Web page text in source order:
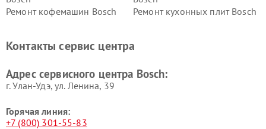
Ремонт кофемашин Bosch
Ремонт кухонных плит Bosch
Ремонт сушильных автоматовРемонт морозильных камер
Контакты сервис центра
Адрес сервисного центра Bosch:
г. Улан-Удэ, ул. Ленина, 39
Горячая линия:
+7 (800) 301-55-83